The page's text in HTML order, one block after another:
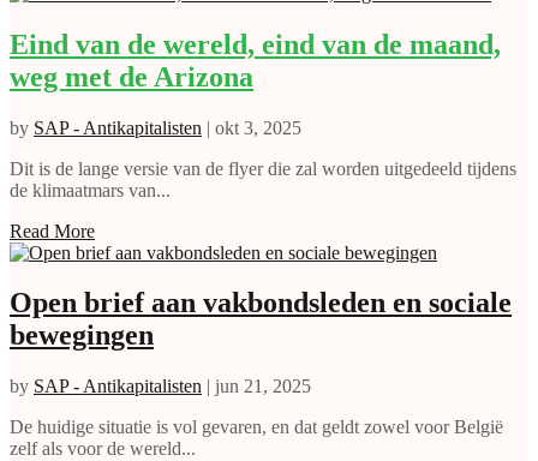
Eind van de wereld, eind van de maand,
weg met de Arizona
by SAP - Antikapitalisten | okt 3, 2025
Dit is de lange versie van de flyer die zal worden uitgedeeld tijdens
de klimaatmars van...
Read More
Open brief aan vakbondsleden en sociale
bewegingen
by SAP - Antikapitalisten | jun 21, 2025
De huidige situatie is vol gevaren, en dat geldt zowel voor België
zelf als voor de wereld...